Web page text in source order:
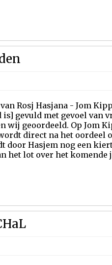
Rosj Hasjana - Jom
gevuld met gevoel van
wij geoordeeld. Op Jom
direct na het oordeel
door Hasjem nog een
het lot over het